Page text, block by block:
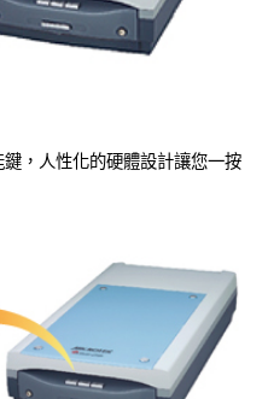
，人性化的硬體設計讓您一按